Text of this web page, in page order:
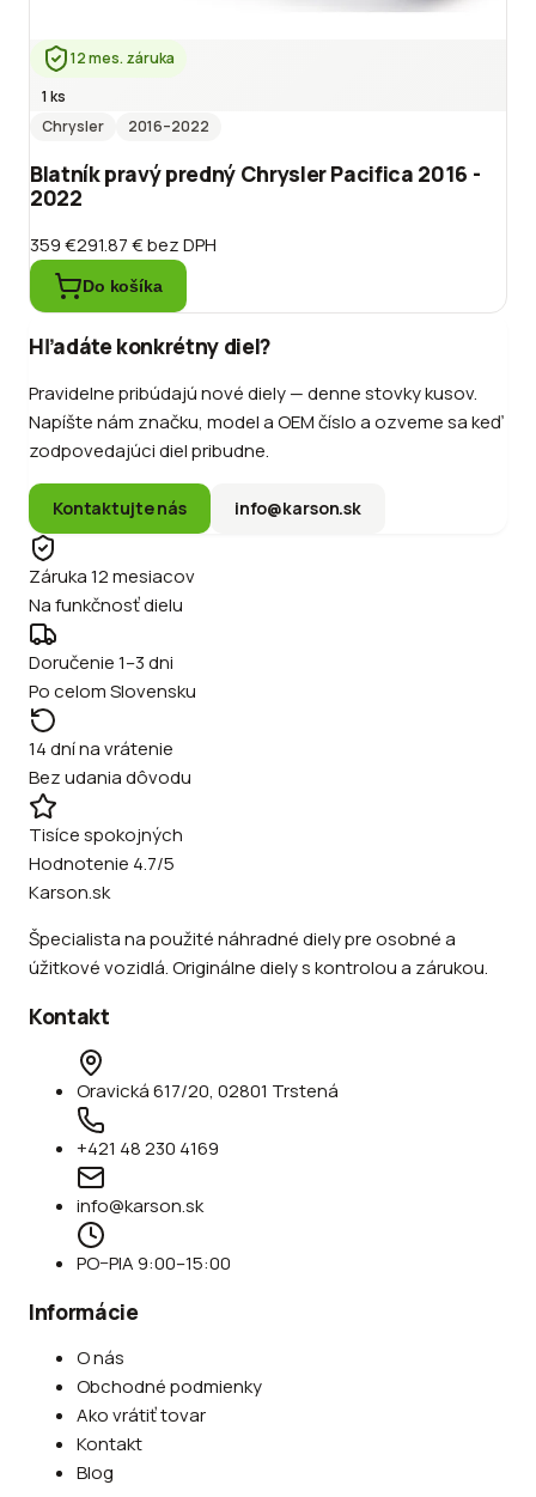
12 mes. záruka
1 ks
Chrysler
2016–2022
Blatník pravý predný Chrysler Pacifica 2016 -
2022
359 €291.87 €bez DPH
Do košíka
Hľadáte konkrétny diel?
Pravidelne pribúdajú nové diely — denne stovky kusov.
Napíšte nám značku, model a OEM číslo a ozveme sa keď
zodpovedajúci diel pribudne.
Kontaktujte nás info@karson.sk
Záruka 12 mesiacov
Na funkčnosť dielu
Doručenie 1–3 dni
Po celom Slovensku
14 dní na vrátenie
Bez udania dôvodu
Tisíce spokojných
Hodnotenie 4.7/5
Karson.sk
Špecialista na použité náhradné diely pre osobné a
úžitkové vozidlá. Originálne diely s kontrolou a zárukou.
Kontakt
Oravická 617/20, 02801 Trstená
+421 48 230 4169
info@karson.sk
PO–PIA 9:00–15:00
Informácie
O nás
Obchodné podmienky
Ako vrátiť tovar
Kontakt
Blog